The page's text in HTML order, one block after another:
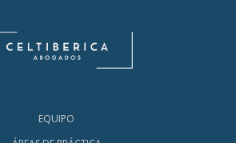
EQUIPO